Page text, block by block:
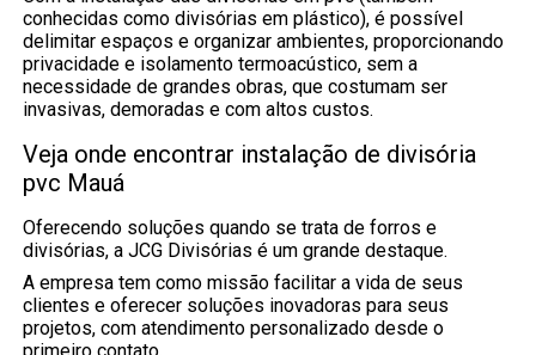
conhecidas como divisórias em plástico), é possível
delimitar espaços e organizar ambientes, proporcionando
privacidade e isolamento termoacústico, sem a
necessidade de grandes obras, que costumam ser
invasivas, demoradas e com altos custos.
Veja onde encontrar instalação de divisória
pvc Mauá
Oferecendo soluções quando se trata de forros e
divisórias, a JCG Divisórias é um grande destaque.
A empresa tem como missão facilitar a vida de seus
clientes e oferecer soluções inovadoras para seus
projetos, com atendimento personalizado desde o